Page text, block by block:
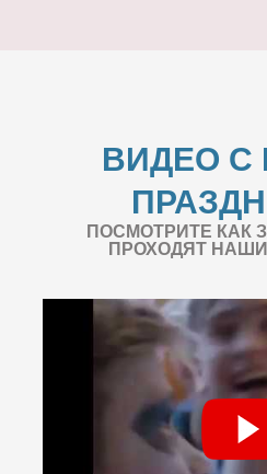
ВИДЕО С
ПОСМОТРИТЕ КАК
ПРОХОДЯТ